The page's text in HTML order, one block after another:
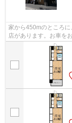
家から450mのところ
店があります。お車を
物件です。駅まで徒歩3